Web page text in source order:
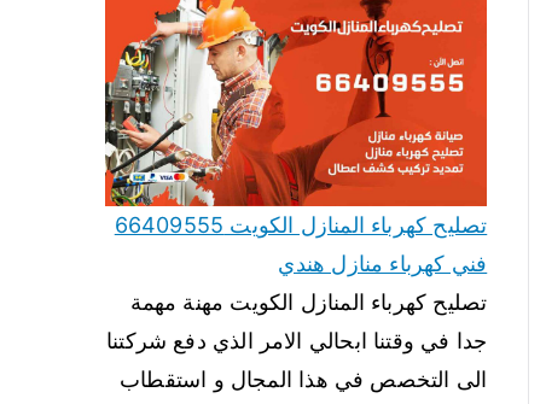
تصليح كهرباء المنازل الكويت 66409555
فني كهرباء منازل هندي
تصليح كهرباء المنازل الكويت مهنة مهمة
جدا في وقتنا ابحالي الامر الذي دفع شركتنا
الى التخصص في هذا المجال و استقطاب